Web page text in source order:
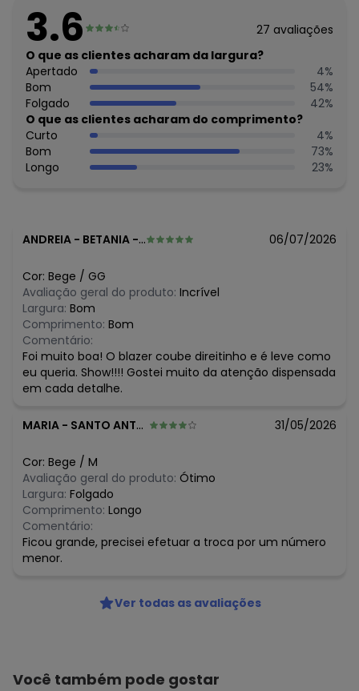
Cuidados para conservação do produto: Lavar à mão.
Não usar alvejante.
Não usar secadora.
Secar na sombra.
Não passar.
Não lavar a seco.
Tecido: Alfaiataria
Composição: Corpo 100% Outros Forro 100% Poliéster
Histórico de preços
julho/2026 R$ 209,99
maio/2026
abril/2026
março/2026
fevereiro/2026
3.6 27 avaliações
O que as clientes acharam da largura?
Apertado
4%
Bom
54%
Folgado
42%
O que as clientes acharam do comprimento?
Curto
4%
Bom
73%
Longo
23%
ANDREIA - BETANIA - PE 06/07/2026
Cor: Bege / GG
Avaliação geral do produto: Incrível
Largura: Bom
Comprimento: Bom
Comentário:
Foi muito boa! O blazer coube direitinho e é leve como
eu queria. Show!!!! Gostei muito da atenção dispensada
em cada detalhe.
MARIA - SANTO ANTONIO DE POSSE - SP 31/05/2026
Cor: Bege / M
Avaliação geral do produto: Ótimo
Largura: Folgado
Comprimento: Longo
Comentário:
Ficou grande, precisei efetuar a troca por um número
menor.
Ver todas as avaliações
Você também pode gostar